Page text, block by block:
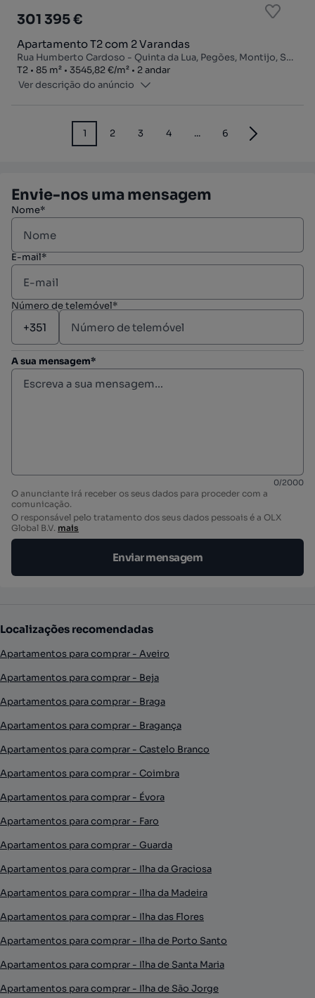
301 395 €
Apartamento T2 com 2 Varandas
Rua Humberto Cardoso - Quinta da Lua, Pegões, Montijo, Setúbal
Tipologia
T2
Zona85 m²
Preço por metro quadrado
3545,82 €/m²
Andar
2 andar
Ver descrição do anúncio
1 2 3 4 ... 6
Envie-nos uma mensagem
Nome*
E-mail*
Número de telemóvel*
A sua mensagem*
0/2000
O anunciante irá receber os seus dados para proceder com a
comunicação.
O responsável pelo tratamento dos seus dados pessoais é a OLX
Global B.V. mais
Enviar mensagem
Localizações recomendadas
Apartamentos para comprar - Aveiro
Apartamentos para comprar - Beja
Apartamentos para comprar - Braga
Apartamentos para comprar - Bragança
Apartamentos para comprar - Castelo Branco
Apartamentos para comprar - Coimbra
Apartamentos para comprar - Évora
Apartamentos para comprar - Faro
Apartamentos para comprar - Guarda
Apartamentos para comprar - Ilha da Graciosa
Apartamentos para comprar - Ilha da Madeira
Apartamentos para comprar - Ilha das Flores
Apartamentos para comprar - Ilha de Porto Santo
Apartamentos para comprar - Ilha de Santa Maria
Apartamentos para comprar - Ilha de São Jorge